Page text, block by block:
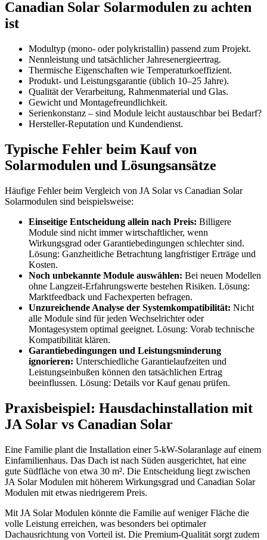
Canadian Solar Solarmodulen zu achten
ist
Modultyp (mono- oder polykristallin) passend zum Projekt.
Nennleistung und tatsächlicher Jahresenergieertrag.
Thermische Eigenschaften wie Temperaturkoeffizient.
Produkt- und Leistungsgarantie (üblich 10–25 Jahre).
Qualität der Verarbeitung, Rahmenmaterial und Glas.
Gewicht und Montagefreundlichkeit.
Serienkonstanz – sind Module leicht austauschbar bei Bedarf?
Hersteller-Reputation und Kundendienst.
Typische Fehler beim Kauf von
Solarmodulen und Lösungsansätze
Häufige Fehler beim Vergleich von JA Solar vs Canadian Solar
Solarmodulen sind beispielsweise:
Einseitige Entscheidung allein nach Preis: Billigere
Module sind nicht immer wirtschaftlicher, wenn
Wirkungsgrad oder Garantiebedingungen schlechter sind.
Lösung: Ganzheitliche Betrachtung langfristiger Erträge und
Kosten.
Noch unbekannte Module auswählen: Bei neuen Modellen
ohne Langzeit-Erfahrungswerte bestehen Risiken. Lösung:
Marktfeedback und Fachexperten befragen.
Unzureichende Analyse der Systemkompatibilität: Nicht
alle Module sind für jeden Wechselrichter oder
Montagesystem optimal geeignet. Lösung: Vorab technische
Kompatibilität klären.
Garantiebedingungen und Leistungsminderung
ignorieren: Unterschiedliche Garantielaufzeiten und
Leistungseinbußen können den tatsächlichen Ertrag
beeinflussen. Lösung: Details vor Kauf genau prüfen.
Praxisbeispiel: Hausdachinstallation mit
JA Solar vs Canadian Solar
Eine Familie plant die Installation einer 5-kW-Solaranlage auf einem
Einfamilienhaus. Das Dach ist nach Süden ausgerichtet, hat eine
gute Südfläche von etwa 30 m². Die Entscheidung liegt zwischen
JA Solar Modulen mit höherem Wirkungsgrad und Canadian Solar
Modulen mit etwas niedrigerem Preis.
Mit JA Solar Modulen könnte die Familie auf weniger Fläche die
volle Leistung erreichen, was besonders bei optimaler
Dachausrichtung von Vorteil ist. Die Premium-Qualität sorgt zudem